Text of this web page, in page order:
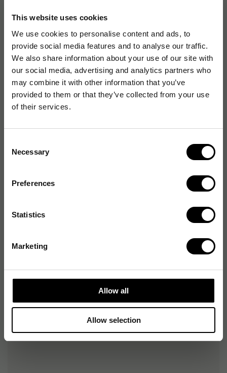
This website uses cookies
We use cookies to personalise content and ads, to
provide social media features and to analyse our traffic.
We also share information about your use of our site with
our social media, advertising and analytics partners who
may combine it with other information that you’ve
provided to them or that they’ve collected from your use
of their services.
Selection
Necessary
Preferences
Statistics
Marketing
Allow all
Allow selection
Originalnummer 6914
EAN: 7310680022517
Produktspecifikationer
Material Asp
Tändstickor Solstickan Hushållsask
1-2 dagar 29kr